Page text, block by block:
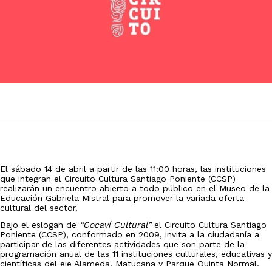
El sábado 14 de abril a partir de las 11:00 horas, las instituciones
que integran el Circuito Cultura Santiago Poniente (CCSP)
realizarán un encuentro abierto a todo público en el Museo de la
Educación Gabriela Mistral para promover la variada oferta
cultural del sector.
Bajo el eslogan de “Cocaví Cultural”el Circuito Cultura Santiago
Poniente (CCSP), conformado en 2009, invita a la ciudadanía a
participar de las diferentes actividades que son parte de la
programación anual de las 11 instituciones culturales, educativas y
científicas del eje Alameda, Matucana y Parque Quinta Normal.